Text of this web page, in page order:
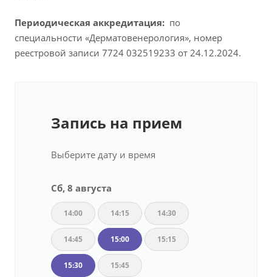
Периодическая аккредитация: по
специальности «Дерматовенерология», номер
реестровой записи 7724 032519233 от 24.12.2024.
Запись на прием
Выберите дату и время
Сб, 8 августа
14:00 14:15 14:30
14:45 15:00 15:15
15:30 15:45